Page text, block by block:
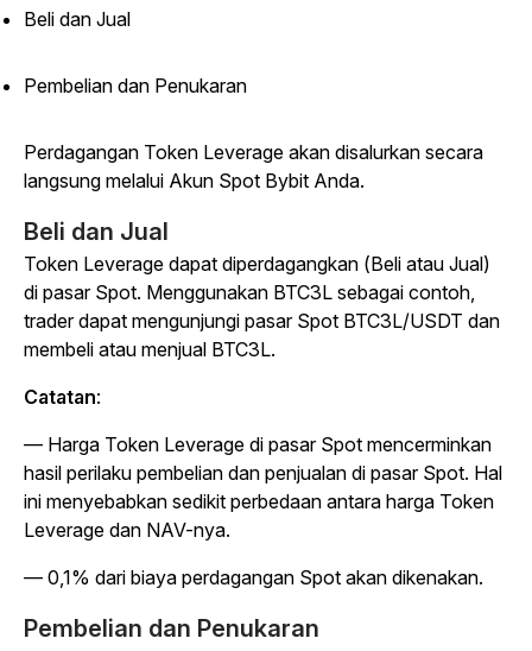
Beli dan Jual
Pembelian dan Penukaran
Perdagangan Token Leverage akan disalurkan secara
langsung melalui Akun Spot Bybit Anda.
Beli dan Jual
Token Leverage dapat diperdagangkan (Beli atau Jual)
di pasar Spot. Menggunakan BTC3L sebagai contoh,
trader dapat mengunjungi pasar Spot BTC3L/USDT dan
membeli atau menjual BTC3L.
Catatan:
— Harga Token Leverage di pasar Spot mencerminkan
hasil perilaku pembelian dan penjualan di pasar Spot. Hal
ini menyebabkan sedikit perbedaan antara harga Token
Leverage dan NAV-nya.
— 0,1% dari biaya perdagangan Spot akan dikenakan.
Pembelian dan Penukaran